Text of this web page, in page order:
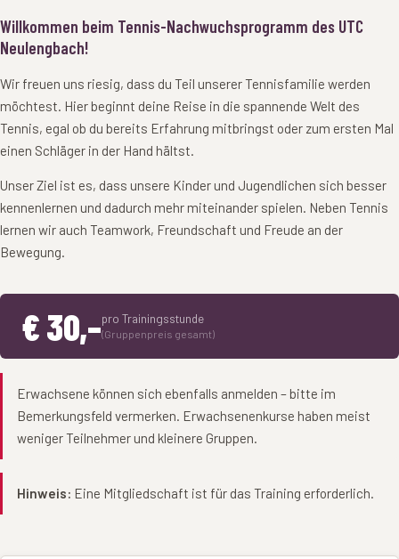
Willkommen beim Tennis-Nachwuchsprogramm des UTC
Neulengbach!
Wir freuen uns riesig, dass du Teil unserer Tennisfamilie werden
möchtest. Hier beginnt deine Reise in die spannende Welt des
Tennis, egal ob du bereits Erfahrung mitbringst oder zum ersten Mal
einen Schläger in der Hand hältst.
Unser Ziel ist es, dass unsere Kinder und Jugendlichen sich besser
kennenlernen und dadurch mehr miteinander spielen. Neben Tennis
lernen wir auch Teamwork, Freundschaft und Freude an der
Bewegung.
€ 30,–pro Trainingsstunde
(Gruppenpreis gesamt)
Erwachsene können sich ebenfalls anmelden – bitte im
Bemerkungsfeld vermerken. Erwachsenenkurse haben meist
weniger Teilnehmer und kleinere Gruppen.
Hinweis: Eine Mitgliedschaft ist für das Training erforderlich.